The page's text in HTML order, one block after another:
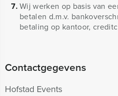
Wij werken op basis van
betalen d.m.v.
betaling op kantoor,
Contactgegevens
Hofstad Events